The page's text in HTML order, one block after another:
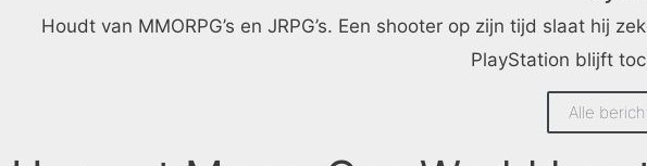
Houdt van MMORPG’s en JRPG’s. Een shooter op zijn tijd slaat hij
PlayStation blijft
Alle